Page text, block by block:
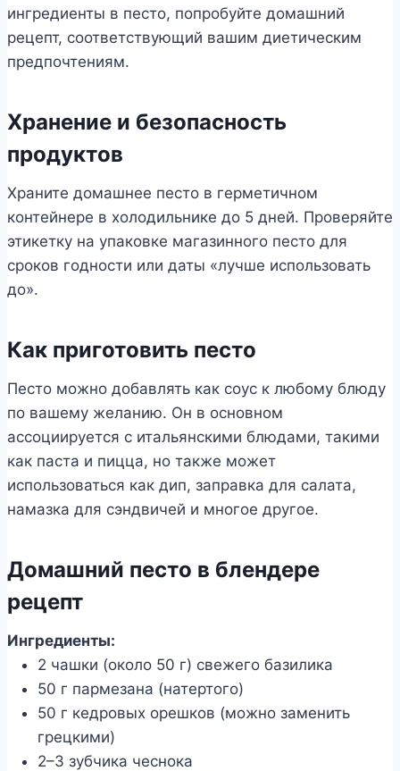
ингредиенты в песто, попробуйте домашний
рецепт, соответствующий вашим диетическим
предпочтениям.
Хранение и безопасность
продуктов
Храните домашнее песто в герметичном
контейнере в холодильнике до 5 дней. Проверяйте
этикетку на упаковке магазинного песто для
сроков годности или даты «лучше использовать
до».
Как приготовить песто
Песто можно добавлять как соус к любому блюду
по вашему желанию. Он в основном
ассоциируется с итальянскими блюдами, такими
как паста и пицца, но также может
использоваться как дип, заправка для салата,
намазка для сэндвичей и многое другое.
Домашний песто в блендере
рецепт
Ингредиенты:
2 чашки (около 50 г) свежего базилика
50 г пармезана (натертого)
50 г кедровых орешков (можно заменить
грецкими)
2–3 зубчика чеснока